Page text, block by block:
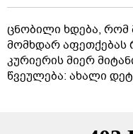
ცნობილი ხდება, რომ
მომხდარ აფეთქებას
კურიერის მიერ
წვეულება: ახალი